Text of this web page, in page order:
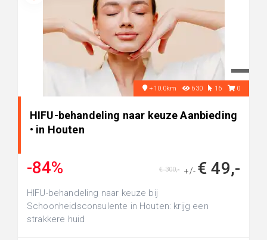
+10.0km 630 16 0
HIFU-behandeling naar keuze Aanbieding
• in Houten
-84% +/- € 49,-
€ 300,-
HIFU-behandeling naar keuze bij
Schoonheidsconsulente in Houten: krijg een
strakkere huid